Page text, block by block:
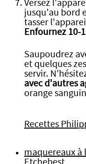
Versez
jusqu'au bord
tasser
Enfournez 10-
Saupoudrez
et quelques
servir.
avec d'autres
orange
Recettes
maquereaux à
Etchebest